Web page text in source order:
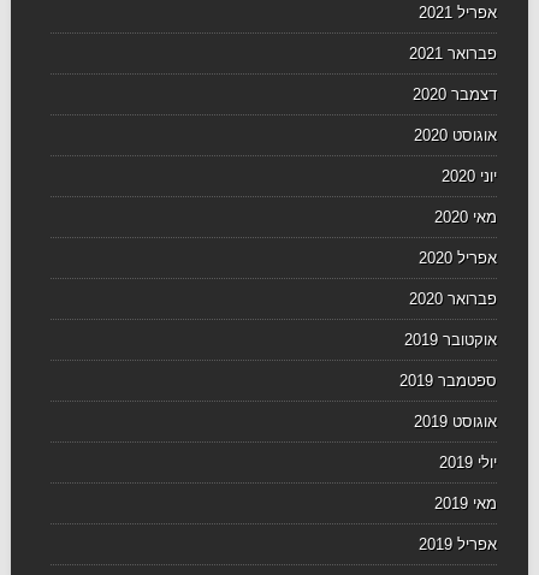
אפריל 2021
פברואר 2021
דצמבר 2020
אוגוסט 2020
יוני 2020
מאי 2020
אפריל 2020
פברואר 2020
אוקטובר 2019
ספטמבר 2019
אוגוסט 2019
יולי 2019
מאי 2019
אפריל 2019